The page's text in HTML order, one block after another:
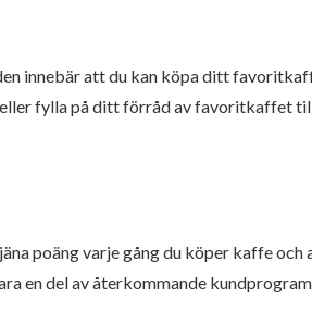
innebär att du kan köpa ditt
fylla på ditt förråd av favoritkaffet
poäng varje gång du köper kaffe och
en del av återkommande